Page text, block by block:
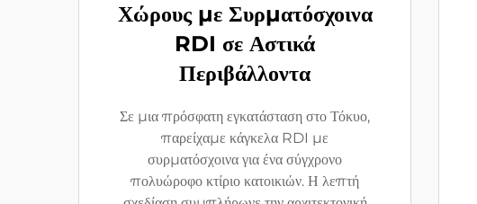
Χώρους με Συρματόσχοινα
RDI σε Αστικά
Περιβάλλοντα
Σε μια πρόσφατη εγκατάσταση στο Τόκυο,
παρείχαμε κάγκελα RDI με
συρματόσχοινα για ένα σύγχρονο
πολυώροφο κτίριο κατοικιών. Η λεπτή